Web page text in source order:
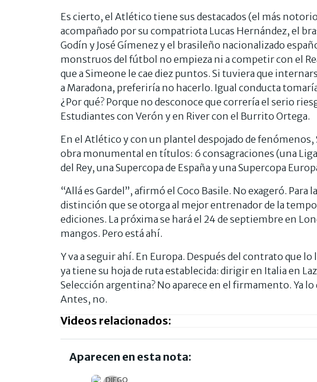
Es cierto, el Atlético tiene sus destacados (el más
acompañado por su compatriota Lucas Hernández, el
Godín y José Gímenez y el brasileño nacionalizado
monstruos del fútbol no empieza ni a competir con el
que a Simeone le cae diez puntos. Si tuviera que
a Maradona, preferiría no hacerlo. Igual conducta
¿Por qué? Porque no desconoce que correría el serio
Estudiantes con Verón y en River con el Burrito Ortega.
En el Atlético y con un plantel despojado de
obra monumental en títulos: 6 consagraciones (una Liga
del Rey, una Supercopa de España y una Supercopa
“Allá es Gardel”, afirmó el Coco Basile. No exageró.
distinción que se otorga al mejor entrenador de la
ediciones. La próxima se hará el 24 de septiembre en
mangos. Pero está ahí.
Y va a seguir ahí. En Europa. Después del contrato que
ya tiene su hoja de ruta establecida: dirigir en Italia en
Selección argentina? No aparece en el firmamento. Ya
Antes, no.
Videos relacionados:
Aparecen en esta nota: